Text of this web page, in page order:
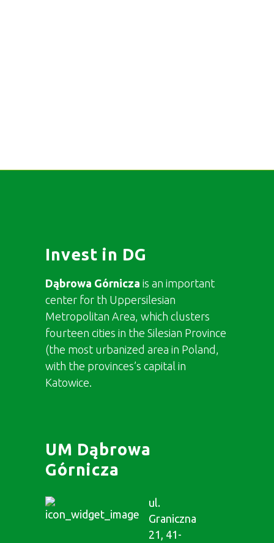
Invest in DG
Dąbrowa Górnicza is an important
center for th Uppersilesian
Metropolitan Area, which clusters
fourteen cities in the Silesian Province
(the most urbanized area in Poland,
with the provinces’s capital in
Katowice.
UM Dąbrowa
Górnicza
ul.
Graniczna
21, 41-